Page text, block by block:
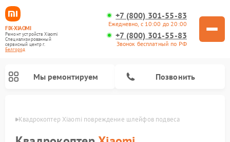
FIX-XIAOMI
Ремонт устройств Xiaomi
Специализированный
cервисный центр г.
Белгород
+7 (800) 301-55-83
Ежедневно, с 10:00 до 20:00
+7 (800) 301-55-83
Звонок бесплатный по РФ
Мы ремонтируем Позвонить
Квадрокоптер Xiaomi повреждение шлейфов подвеса